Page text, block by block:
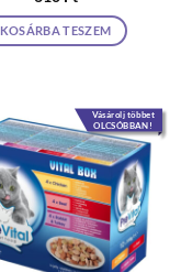
KOSÁRBA TESZEM
Vásárolj többet
OLCSÓBBAN!